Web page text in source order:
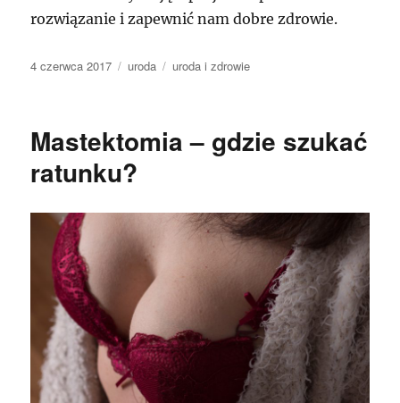
rozwiązanie i zapewnić nam dobre zdrowie.
Data
4 czerwca 2017 Kategorie
uroda Tagi
uroda i zdrowie
Mastektomia – gdzie szukać
ratunku?